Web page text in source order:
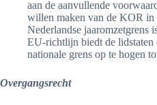
aan de aanvullende
willen maken van de KOR in
Nederlandse jaaromzetgrens
EU-richtlijn biedt de
nationale grens op te hogen
Overgangsrecht